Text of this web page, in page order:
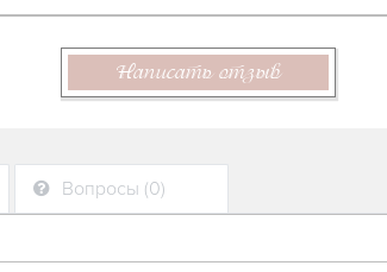
Написать отзыв
Вопросы (0)